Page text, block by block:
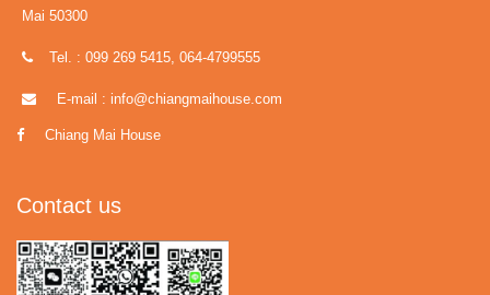
Mai 50300
Tel. : 099 269 5415, 064-4799555
E-mail : info@chiangmaihouse.com
Chiang Mai House
Contact us